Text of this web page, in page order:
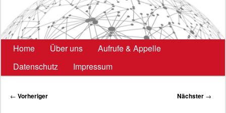
Hauptmenü
Home Über uns
Aufrufe & Appelle
Datenschutz
Impressum
Beitragsnavigation
← Vorheriger Nächster →